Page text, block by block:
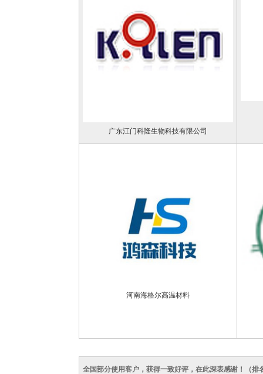
广东江门科隆生物科技有限公司
河南海格尔高温材料
全国部分使用客户，获得一致好评，在此深表感谢！（排